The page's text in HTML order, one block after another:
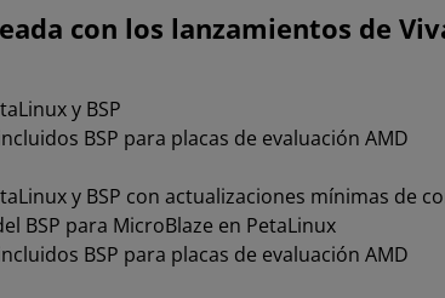
con los lanzamientos de
y BSP
BSP para placas de evaluación AMD
y BSP con actualizaciones mínimas de
BSP para MicroBlaze en PetaLinux
BSP para placas de evaluación AMD